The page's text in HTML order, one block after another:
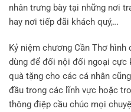
nhân trưng bày tại những nơi
hay nơi tiếp đãi khách quý,…
Kỷ niệm chương Cần Thơ
dùng để đối nội đối ngoại cực
quà tặng cho các cá nhân
đầu trong các lĩnh vực hoặc
thông điệp cầu chúc mọi